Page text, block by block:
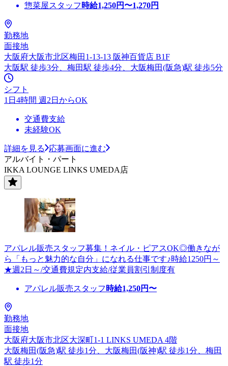
惣菜屋スタッフ 時給1,250円〜1,270円
勤務地
面接地
大阪府大阪市北区梅田1-13-13 阪神百貨店 B1F
大阪駅 徒歩3分、梅田駅 徒歩4分、大阪梅田(阪急)駅 徒歩5分
シフト
1日4時間 週2日からOK
交通費支給
未経験OK
詳細を見る
応募画面に進む
アルバイト・パート
IKKA LOUNGE LINKS UMEDA店
アパレル販売スタッフ募集！ネイル・ピアスOK◎働きなが
ら「もっと魅力的な自分」になれる仕事です♪時給1250円～
★週2日～/交通費規定内支給/従業員割引制度有
アパレル販売スタッフ 時給1,250円〜
勤務地
面接地
大阪府大阪市北区大深町1-1 LINKS UMEDA 4階
大阪梅田(阪急)駅 徒歩1分、大阪梅田(阪神)駅 徒歩1分、梅田
駅 徒歩1分